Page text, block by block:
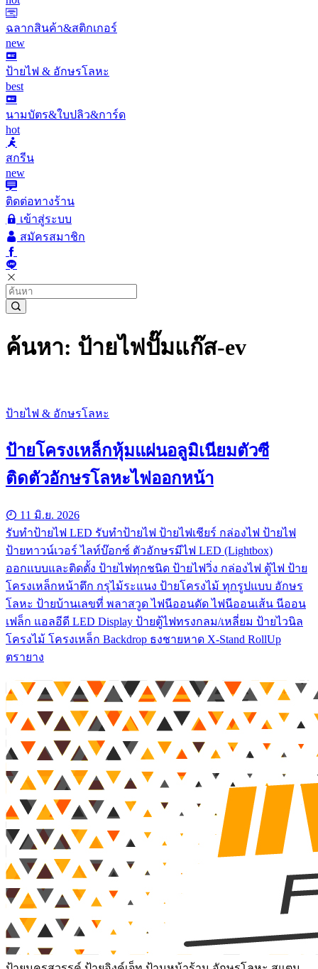
ฉลากสินค้า&สติกเกอร์
new
ป้ายไฟ & อักษรโลหะ
best
นามบัตร&ใบปลิว&การ์ด
hot
สกรีน
new
ติดต่อทางร้าน
เข้าสู่ระบบ
สมัครสมาชิก
ค้นหา: ป้ายไฟปั๊มแก๊ส-ev
ป้ายไฟ & อักษรโลหะ
ป้ายโครงเหล็กหุ้มแผ่นอลูมิเนียมตัวซี
ติดตัวอักษรโลหะไฟออกหน้า
11 มิ.ย. 2026
รับทําป้ายไฟ LED รับทำป้ายไฟ ป้ายไฟเชียร์ กล่องไฟ ป้ายไฟ
ป้ายทาวน์เวอร์ ไลท์บ๊อกซ์ ตัวอักษรมีไฟ LED (Lightbox)
ออกแบบและติดตั้ง ป้ายไฟทุกชนิด ป้ายไฟวิ่ง กล่องไฟ ตู้ไฟ ป้าย
โครงเหล็กหน้าตึก กรุไม้ระแนง ป้ายโครงไม้ ทุกรูปแบบ อักษร
โลหะ ป้ายบ้านเลขที่ พลาสวูด ไฟนีออนดัด ไฟนีออนเส้น นีออน
เฟล็ก แอลอีดี LED Display ป้ายตู้ไฟทรงกลม/เหลี่ยม ป้ายไวนิล
โครงไม้ โครงเหล็ก Backdrop ธงชายหาด X-Stand RollUp
ตรายาง